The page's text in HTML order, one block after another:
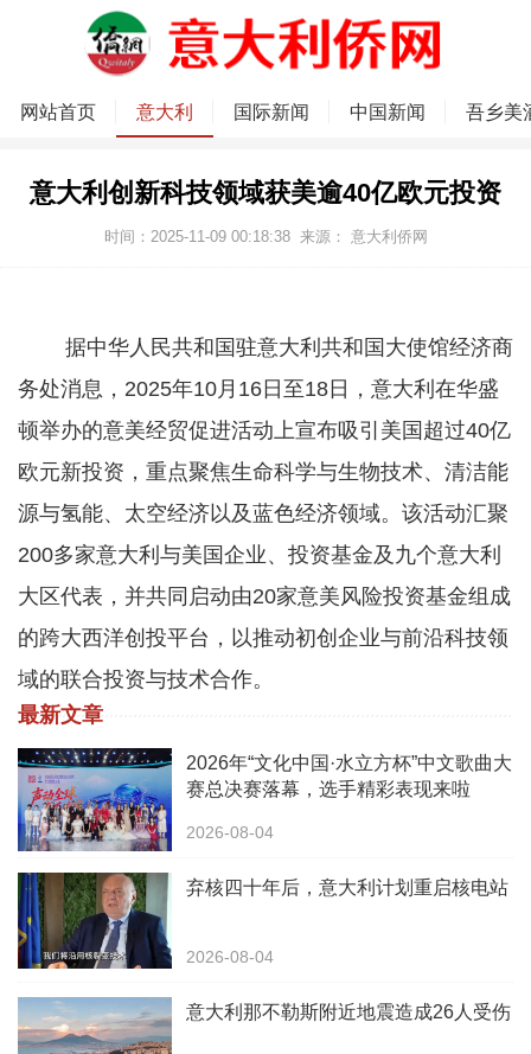
网站首页 意大利 国际新闻 中国新闻 吾乡美
意大利创新科技领域获美逾40亿欧元投资
时间：2025-11-09 00:18:38 来源： 意大利侨网
据中华人民共和国驻意大利共和国大使馆经济商
务处消息，2025年10月16日至18日，意大利在华盛
顿举办的意美经贸促进活动上宣布吸引美国超过40亿
欧元新投资，重点聚焦生命科学与生物技术、清洁能
源与氢能、太空经济以及蓝色经济领域。该活动汇聚
200多家意大利与美国企业、投资基金及九个意大利
大区代表，并共同启动由20家意美风险投资基金组成
的跨大西洋创投平台，以推动初创企业与前沿科技领
域的联合投资与技术合作。
最新文章
2026年“文化中国·水立方杯”中文歌曲大
赛总决赛落幕，选手精彩表现来啦
2026-08-04
弃核四十年后，意大利计划重启核电站
2026-08-04
意大利那不勒斯附近地震造成26人受伤